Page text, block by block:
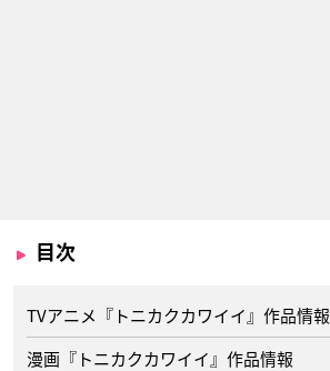
目次
TVアニメ『トニカクカワイイ』作品情報
漫画『トニカクカワイイ』作品情報